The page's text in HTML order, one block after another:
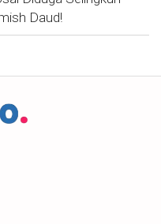
Daud!